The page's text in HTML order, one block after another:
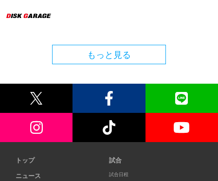
もっと見る
トップ
ニュース
試合
試合日程